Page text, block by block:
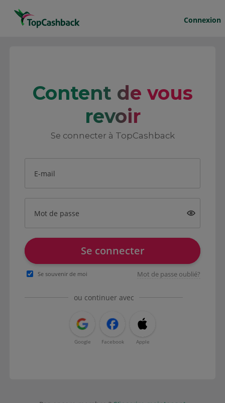
Connexion
Content de vous
revoir
Se connecter à TopCashback
E-mail
Mot de passe
Se connecter
Se souvenir de moi Mot de passe oublié?
ou continuer avec
Google Facebook Apple